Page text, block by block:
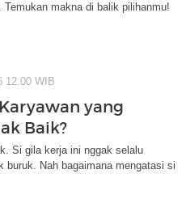
makna di balik pilihanmu!
12:00 WIB
yang
Baik?
Si gila kerja ini nggak selalu
buruk. Nah bagaimana mengatasi si